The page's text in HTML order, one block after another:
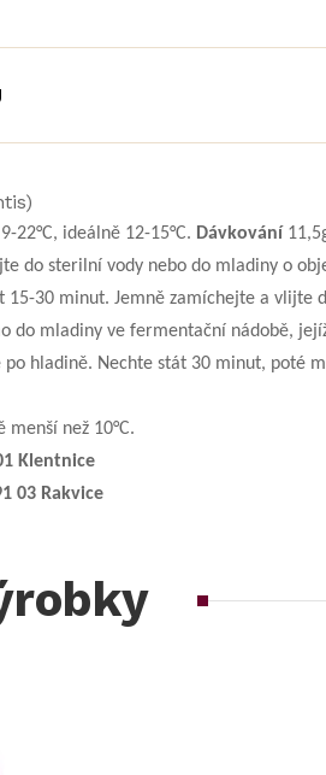
22°C, ideálně 12-15°C. Dávkování
do sterilní vody nebo do mladiny o
15-30 minut. Jemně zamíchejte a vlijte
do mladiny ve fermentační nádobě,
po hladině. Nechte stát 30 minut, poté
než 10°C.
Klentnice
03 Rakvice